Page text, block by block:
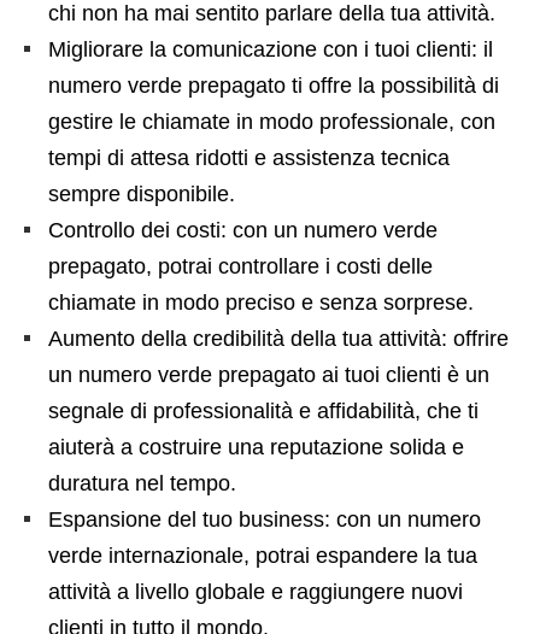
chi non ha mai sentito parlare della tua attività.
Migliorare la comunicazione con i tuoi clienti: il
numero verde prepagato ti offre la possibilità di
gestire le chiamate in modo professionale, con
tempi di attesa ridotti e assistenza tecnica
sempre disponibile.
Controllo dei costi: con un numero verde
prepagato, potrai controllare i costi delle
chiamate in modo preciso e senza sorprese.
Aumento della credibilità della tua attività: offrire
un numero verde prepagato ai tuoi clienti è un
segnale di professionalità e affidabilità, che ti
aiuterà a costruire una reputazione solida e
duratura nel tempo.
Espansione del tuo business: con un numero
verde internazionale, potrai espandere la tua
attività a livello globale e raggiungere nuovi
clienti in tutto il mondo.